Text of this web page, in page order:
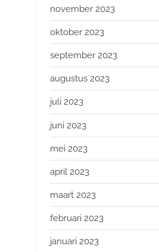
november 2023
oktober 2023
september 2023
augustus 2023
juli 2023
juni 2023
mei 2023
april 2023
maart 2023
februari 2023
januari 2023